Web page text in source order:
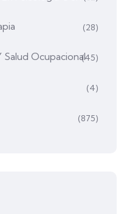
(28)
Ocupacional(45)
(4)
(875)